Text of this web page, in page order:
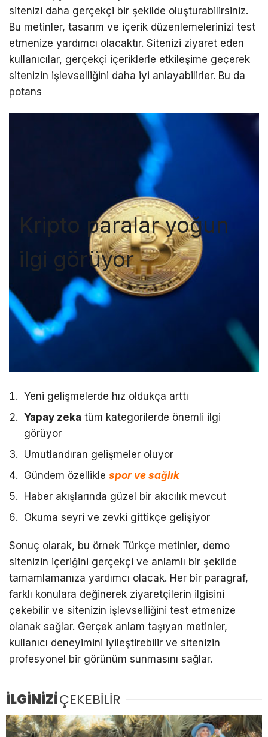
sitenizi daha gerçekçi bir şekilde oluşturabilirsiniz.
Bu metinler, tasarım ve içerik düzenlemelerinizi test
etmenize yardımcı olacaktır. Sitenizi ziyaret eden
kullanıcılar, gerçekçi içeriklerle etkileşime geçerek
sitenizin işlevselliğini daha iyi anlayabilirler. Bu da
potans
Kripto paralar yoğun
ilgi görüyor
Yeni gelişmelerde hız oldukça arttı
Yapay zeka tüm kategorilerde önemli ilgi
görüyor
Umutlandıran gelişmeler oluyor
Gündem özellikle spor ve sağlık
Haber akışlarında güzel bir akıcılık mevcut
Okuma seyri ve zevki gittikçe gelişiyor
Sonuç olarak, bu örnek Türkçe metinler, demo
sitenizin içeriğini gerçekçi ve anlamlı bir şekilde
tamamlamanıza yardımcı olacak. Her bir paragraf,
farklı konulara değinerek ziyaretçilerin ilgisini
çekebilir ve sitenizin işlevselliğini test etmenize
olanak sağlar. Gerçek anlam taşıyan metinler,
kullanıcı deneyimini iyileştirebilir ve sitenizin
profesyonel bir görünüm sunmasını sağlar.
İLGİNİZİÇEKEBİLİR